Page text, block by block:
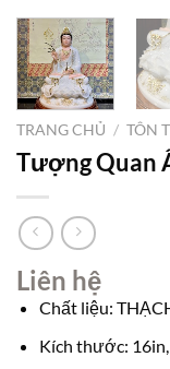
TRANG CHỦ / TÔN
Tượng Quan
Liên hệ
Chất liệu:
Kích thước: